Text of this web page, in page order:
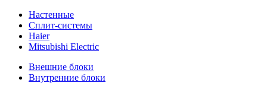
Настенные
Сплит-системы
Haier
Mitsubishi Electric
Внешние блоки
Внутренние блоки